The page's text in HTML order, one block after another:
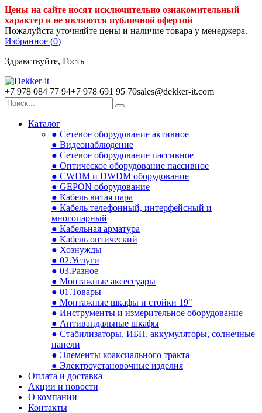
Цены на сайте носят исключительно ознакомительный
характер и не являются публичной офертой
Пожалуйста уточняйте цены и наличие товара у менеджера.
Избранное (0)
Здравствуйте, Гость
+7 978 084 77 94+7 978 691 95 70sales@dekker-it.com
Каталог
● Сетевое оборудование активное
● Видеонаблюдение
● Сетевое оборудование пассивное
● Оптическое оборудование пассивное
● CWDM и DWDM оборудование
● GEPON оборудование
● Кабель витая пара
● Кабель телефонный, интерфейсный и
многопарный
● Кабельная арматура
● Кабель оптический
● Хознужды
● 02.Услуги
● 03.Разное
● Монтажные аксессуары
● 01.Товары
● Монтажные шкафы и стойки 19"
● Инструменты и измерительное оборудование
● Антивандальные шкафы
● Стабилизаторы, ИБП, аккумуляторы, солнечные
панели
● Элементы коаксиального тракта
● Электроустановочные изделия
Оплата и доставка
Акции и новости
О компании
Контакты